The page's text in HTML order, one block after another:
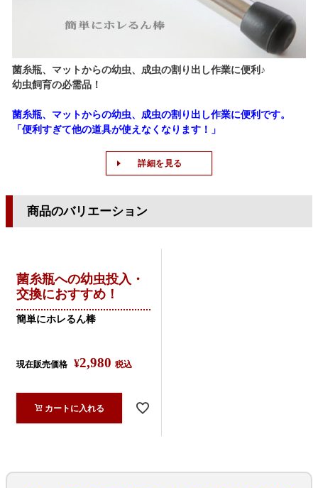
菌糸瓶、マットからの幼虫、成虫の割り出し作業に便利♪
幼虫飼育の必需品！
菌糸瓶、マットからの幼虫、成虫の割り出し作業に便利です。
「便利すぎて他の道具が使えなくなります！」
詳細を見る
商品のバリエーション
菌糸瓶への幼虫投入・
交換におすすめ！
簡単にホレるん棒
現在販売価格 ¥2,980 税込
カートに入れる